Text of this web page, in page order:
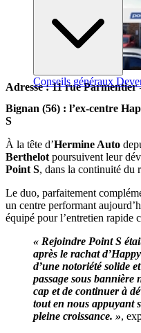
Conseils généraux
Adresse : 11 rue Parmentier
Bignan (56) : l’ex-centre
S
À la tête d’Hermine Auto
Berthelot poursuivent leur
Point S, dans la continuité du
Le duo, parfaitement
un centre performant
équipé pour l’entretien rapide
« Rejoindre Point S
après le rachat
d’une notoriété solide
passage sous
cap et de continuer à
tout en nous appuyant
pleine croissance. »,